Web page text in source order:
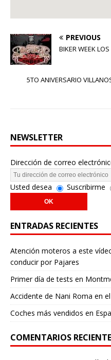
PREVIOUS
BIKER WEEK
5TO ANIVERSARIO
NEWSLETTER
Dirección de correo
Usted desea Suscribirme
ENTRADAS RECIENTES
Atención moteros a este
conducir por Pajares
Primer día de tests en
Accidente de Nani Roma en
Coches más vendidos en
COMENTARIOS